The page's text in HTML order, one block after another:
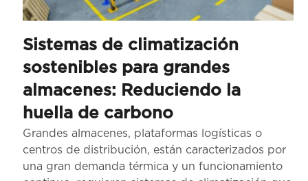
Sistemas de climatización
sostenibles para grandes
almacenes: Reduciendo la
huella de carbono
Grandes almacenes, plataformas logísticas o
centros de distribución, están caracterizados por
una gran demanda térmica y un funcionamiento